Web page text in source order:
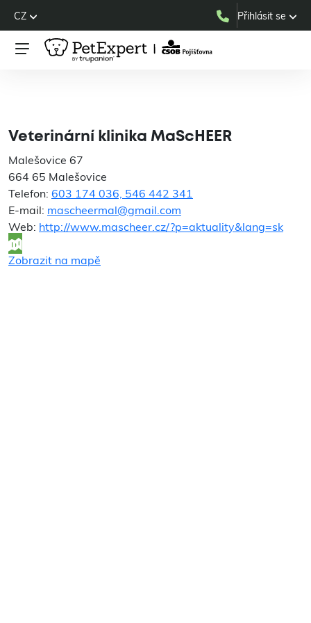
CZ Přihlásit se
Veterinární klinika MaScHEER
Malešovice 67
664 65 Malešovice
Telefon: 603 174 036, 546 442 341
E-mail: mascheermal@gmail.com
Web: http://www.mascheer.cz/?p=aktuality&lang=sk
Zobrazit na mapě